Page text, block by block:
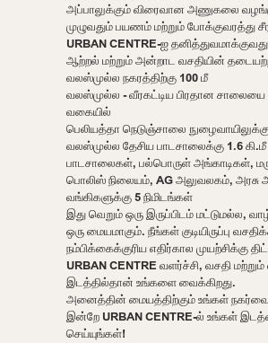
அப்பாலுக்கும் விரைவான அணுகலை
முழுவதும் பயணம் மற்றும் போக்குவரத்து
URBAN CENTRE-ஐ
ஆற்றல் மற்றும் அன்றாட வசதியின்
வலஸ்முல்ல நகரத்திற்கு 100 மீ
வலஸ்முல்ல - வீரகட்டிய பிரதான
வகையில்
பெலியத்தா நெடுஞ்சாலை
வலஸ்முல்ல தேசிய பாடசாலைக்கு 1.6 கி.மீ
பாடசாலைகள், பல்பொருள் அங்காடிகள்,
பொலிஸ் நிலையம், AG அலுவலகம், அரசு
வங்கிகளுக்கு 5 நிமிடங்கள்
இது வெறும் ஒரு இருப்பிடம் மட்டுமல்ல,
ஒரு மையமாகும். நீங்கள் குடியிருப்பு
நம்பிக்கைக்குரிய எதிர்கால முயற்சிக்கு
URBAN CENTRE வளர்ச்சி, வசதி
இடத்தில்தான் உங்களை வைக்கிறது.
அனைத்தின் மையத்திற்கும் உங்கள்
இன்றே URBAN CENTRE-ல் உங்கள்
செய்யுங்கள்!